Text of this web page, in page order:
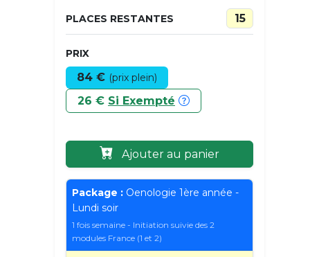
PLACES RESTANTES 15
PRIX
84 € (prix plein)
26 € Si Exempté
Ajouter au panier
Package : Oenologie 1ère année -
Lundi soir
1 fois semaine - Initiation suivie des 2
modules France (1 et 2)